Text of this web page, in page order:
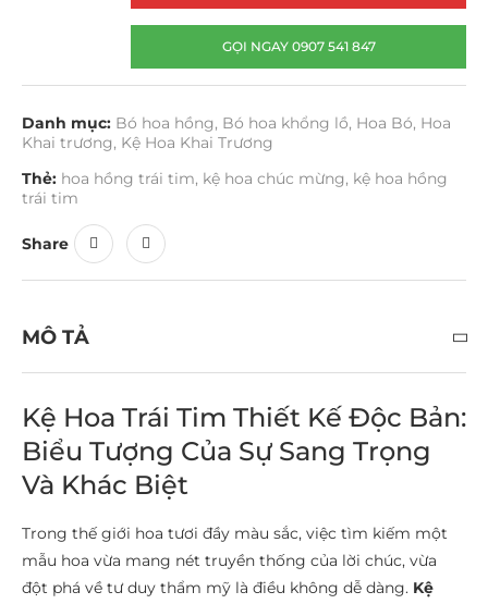
GỌI NGAY 0907 541 847
Danh mục: Bó hoa hồng, Bó hoa khổng lồ, Hoa Bó, Hoa
Khai trương, Kệ Hoa Khai Trương
Thẻ: hoa hồng trái tim, kệ hoa chúc mừng, kệ hoa hồng
trái tim
Share
MÔ TẢ
Kệ Hoa Trái Tim Thiết Kế Độc Bản:
Biểu Tượng Của Sự Sang Trọng
Và Khác Biệt
Trong thế giới hoa tươi đầy màu sắc, việc tìm kiếm một
mẫu hoa vừa mang nét truyền thống của lời chúc, vừa
đột phá về tư duy thẩm mỹ là điều không dễ dàng. Kệ